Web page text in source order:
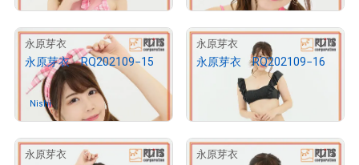
永原芽衣 5
永原芽衣 RQ202109−15
Nishiさんが保有中
永原芽衣 5
永原芽衣 RQ202109−16
10,000
売出し（初回販売）
永原芽衣 5 永原芽衣 5